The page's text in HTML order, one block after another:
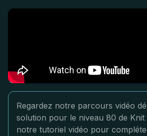
Regardez notre parcours vidéo
solution pour le niveau 80 de Knit
notre tutoriel vidéo pour